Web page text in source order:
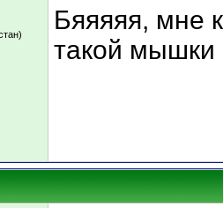
Бяяяяя, мне
такой мышки